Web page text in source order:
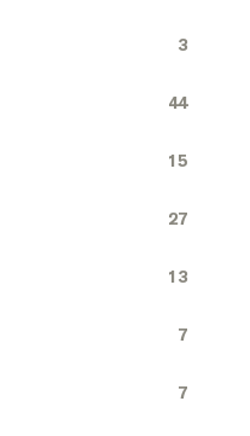
3
44
15
27
13
7
7